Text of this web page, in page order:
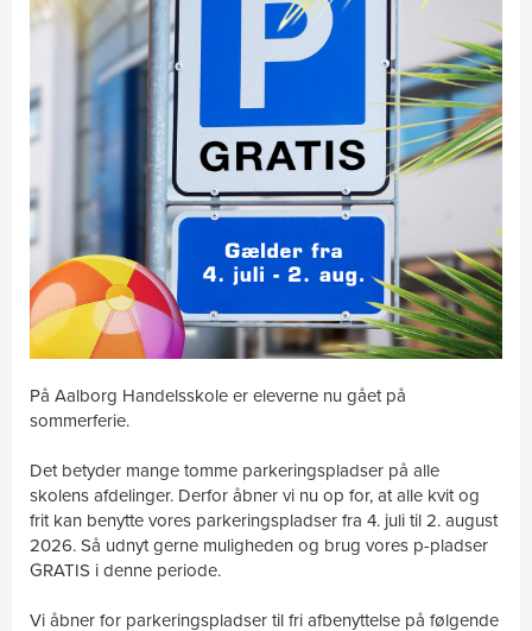
På Aalborg Handelsskole er eleverne nu gået på
sommerferie.
Det betyder mange tomme parkeringspladser på alle
skolens afdelinger. Derfor åbner vi nu op for, at alle kvit og
frit kan benytte vores parkeringspladser fra 4. juli til 2. august
2026. Så udnyt gerne muligheden og brug vores p-pladser
GRATIS i denne periode.
Vi åbner for parkeringspladser til fri afbenyttelse på følgende